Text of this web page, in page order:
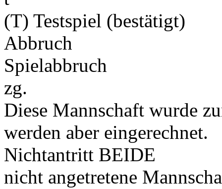
(T) Testspiel (bestätigt)
Abbruch
Spielabbruch
zg.
Diese Mannschaft wurde
werden aber eingerechnet.
Nichtantritt BEIDE
nicht angetretene